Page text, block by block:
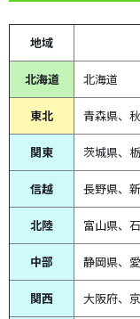
地域
北海道 北海道
東北 青森県、
関東 茨城県、
信越 長野県、
北陸 富山県、
中部 静岡県、
関西 大阪府、